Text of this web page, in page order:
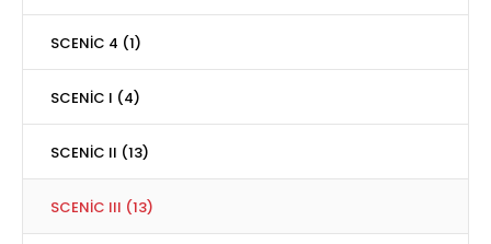
SCENİC 4 (1)
SCENİC I (4)
SCENİC II (13)
SCENİC III (13)